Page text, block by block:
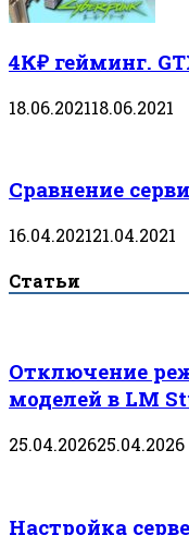
4К₽ гейминг.
18.06.202118.06.2021
Сравнение
16.04.202121.04.2021
Статьи
Отключение
моделей в LM
25.04.202625.04.2026
Настройка